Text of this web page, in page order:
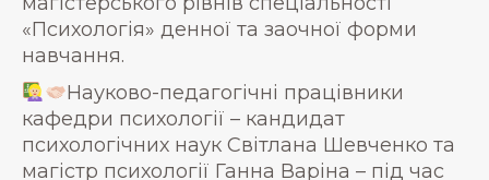
«Психологія» денної та заочної форми
навчання.
Науково-педагогічні працівники
кафедри психології – кандидат
психологічних наук Світлана Шевченко та
магістр психології Ганна Варіна – під час